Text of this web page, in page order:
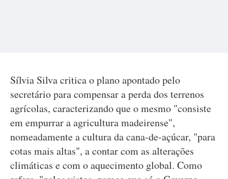
Sílvia Silva critica o plano apontado pelo
secretário para compensar a perda dos terrenos
agrícolas, caracterizando que o mesmo "consiste
em empurrar a agricultura madeirense",
nomeadamente a cultura da cana-de-açúcar, "para
cotas mais altas", a contar com as alterações
climáticas e com o aquecimento global. Como